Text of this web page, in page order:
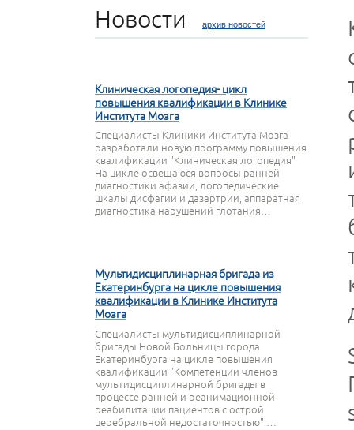
Новости архив новостей
Клиническая логопедия- цикл
повышения квалификации в Клинике
Института Мозга
Специалисты Клиники Института Мозга
разработали новую программу повышения
квалификации "Клиническая логопедия"
На цикле освещаюся вопросы ранней
диагностики афазии, логопедические
шкалы дисфагии и дазартрии, аппаратная
диагностика нарушений глотания…
Мультидисциплинарная бригада из
Екатеринбурга на цикле повышения
квалификации в Клинике Института
Мозга
Специалисты мультидисциплинарной
бригады Новой Больницы города
Екатеринбурга на цикле повышения
квалификации "Компетенции членов
мультидисциплинарной бригады в
процессе ранней и реанимационной
реабилитации пациентов с острой
церебральной недостаточностью".…